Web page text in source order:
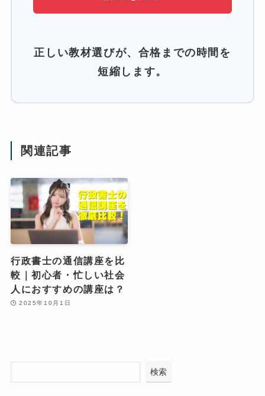
正しい教材選びが、合格までの時間を
短縮します。
関連記事
行政書士の通信講座を比
較｜初心者・忙しい社会
人におすすめの講座は？
2025年10月1日
検索